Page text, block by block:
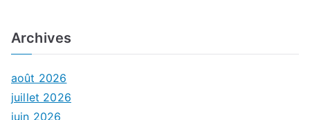
Archives
août 2026
juillet 2026
juin 2026